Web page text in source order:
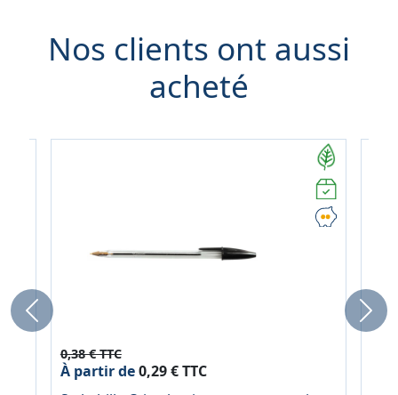
Nos clients ont aussi
acheté
0,38 € TTC
À partir de0,29 € TTC
Previous Next